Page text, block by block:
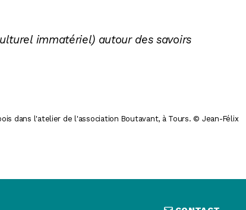
immatériel) autour des savoirs
dans l'atelier de l'association Boutavant, à Tours. © Jean-Félix